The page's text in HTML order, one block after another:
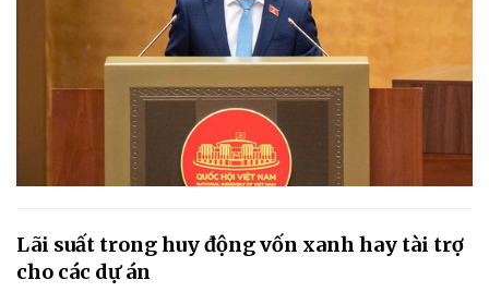
Lãi suất trong huy động vốn xanh hay tài trợ
cho các dự án